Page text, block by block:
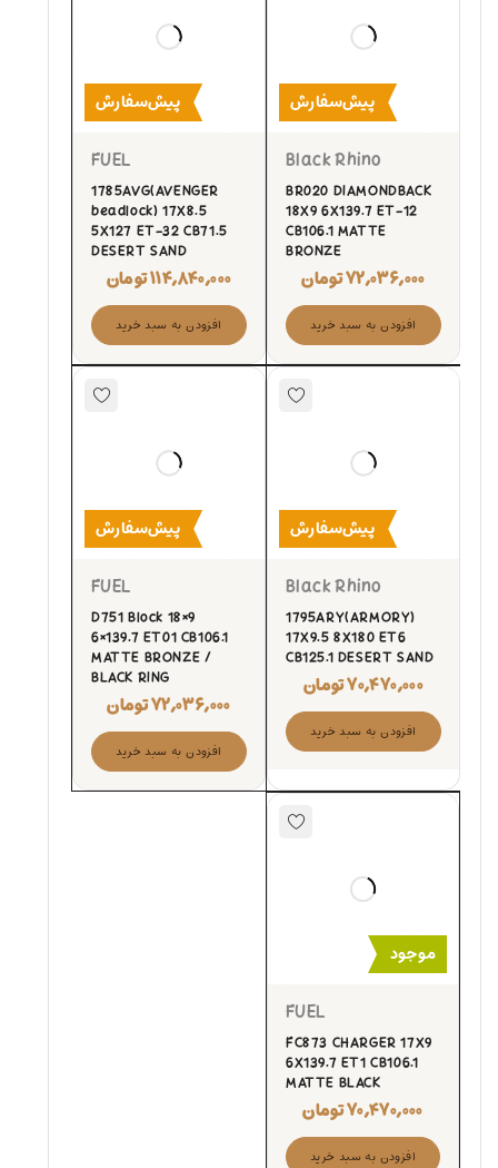
پیش‌سفارش
Black Rhino
BR020 DIAMONDBACK
18X9 6X139.7 ET-12
CB106.1 MATTE
BRONZE
۷۲,۰۳۶,۰۰۰تومان
افزودن به سبد خرید
پیش‌سفارش
FUEL
1785AVG(AVENGER
beadlock) 17X8.5
5X127 ET-32 CB71.5
DESERT SAND
۱۱۴,۸۴۰,۰۰۰تومان
افزودن به سبد خرید
پیش‌سفارش
Black Rhino
1795ARY(ARMORY)
17X9.5 8X180 ET6
CB125.1 DESERT SAND
۷۰,۴۷۰,۰۰۰تومان
افزودن به سبد خرید
پیش‌سفارش
FUEL
D751 Block 18×9
6×139.7 ET01 CB106.1
MATTE BRONZE /
BLACK RING
۷۲,۰۳۶,۰۰۰تومان
افزودن به سبد خرید
موجود
FUEL
FC873 CHARGER 17X9
6X139.7 ET1 CB106.1
MATTE BLACK
۷۰,۴۷۰,۰۰۰تومان
افزودن به سبد خرید